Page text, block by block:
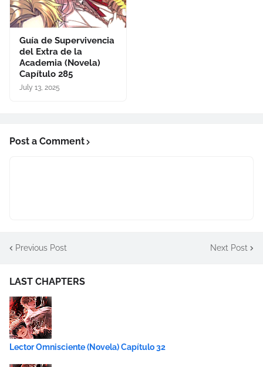
Guía de Supervivencia
del Extra de la
Academia (Novela)
Capítulo 285
July 13, 2025
Post a Comment
Previous Post Next Post
LAST CHAPTERS
Lector Omnisciente (Novela) Capítulo 32